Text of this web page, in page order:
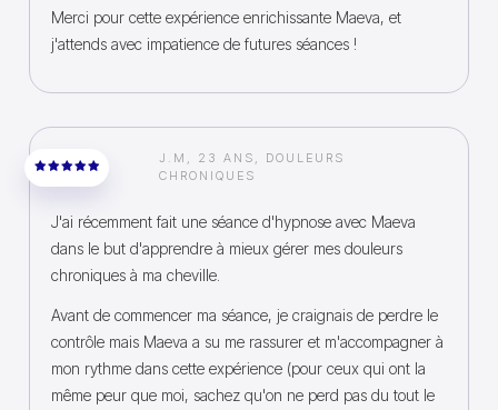
Merci pour cette expérience enrichissante Maeva, et
j'attends avec impatience de futures séances !
J.M, 23 ANS, DOULEURS
CHRONIQUES
J'ai récemment fait une séance d'hypnose avec Maeva
dans le but d'apprendre à mieux gérer mes douleurs
chroniques à ma cheville.
Avant de commencer ma séance, je craignais de perdre le
contrôle mais Maeva a su me rassurer et m'accompagner à
mon rythme dans cette expérience (pour ceux qui ont la
même peur que moi, sachez qu'on ne perd pas du tout le